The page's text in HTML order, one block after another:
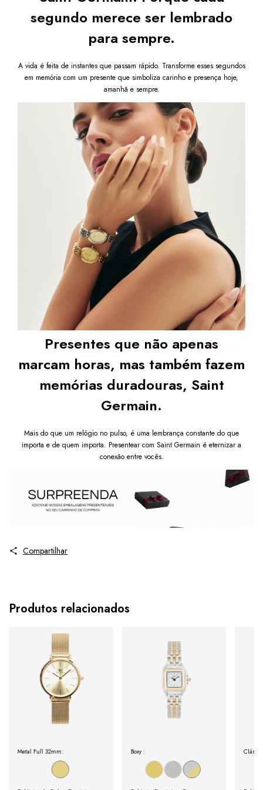
segundo merece ser lembrado
para sempre.
A vida é feita de instantes que passam rápido. Transforme esses segundos
em memória com um presente que simboliza carinho e presença hoje,
amanhã e sempre.
Presentes que não apenas
marcam horas, mas também fazem
memórias duradouras, Saint
Germain.
Mais do que um relógio no pulso, é uma lembrança constante do que
importa e de quem importa. Presentear com Saint Germain é eternizar a
conexão entre vocês.
Compartilhar
Produtos relacionados
Metal Full 32mm: Boxy :